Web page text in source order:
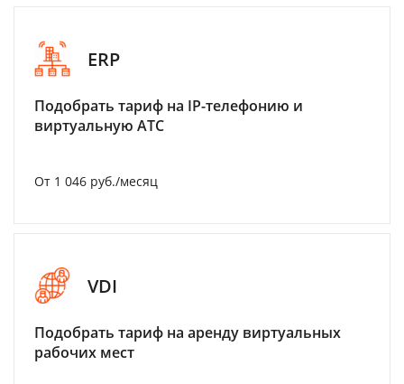
ERP
Подобрать тариф на IP-телефонию и
виртуальную АТС
От 1 046 руб./месяц
VDI
Подобрать тариф на аренду виртуальных
рабочих мест